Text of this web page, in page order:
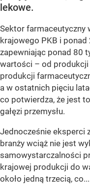
lekowe.
Sektor farmaceutyczny
krajowego PKB i
zapewniając ponad 80
wartości – od
produkcji
a w ostatnich pięciu
co potwierdza, że jest
gałęzi przemysłu.
Jednocześnie eksperci
branży wciąż nie jest
samowystarczalności
krajowej produkcji do
około jedną trzecią, co...